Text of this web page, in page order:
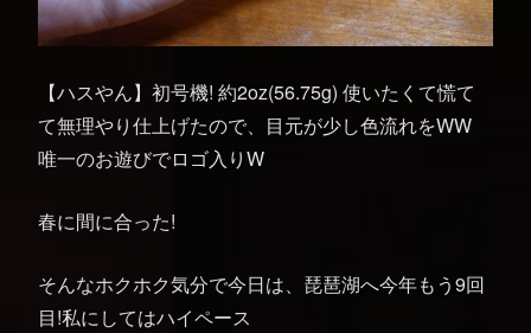
【ハスやん】初号機! 約2oz(56.75g) 使いたくて慌て
て無理やり仕上げたので、目元が少し色流れをWW
唯一のお遊びでロゴ入りW
春に間に合った!
そんなホクホク気分で今日は、琵琶湖へ今年もう9回
目!私にしてはハイペース